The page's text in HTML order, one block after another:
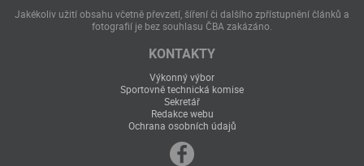
Jakékoliv užití obsahu včetně převzetí, šíření či dalšího zpřístupnění článků a
fotografií je bez souhlasu ČBA zakázáno.
KONTAKTY
Výkonný výbor
Sportovně technická komise
Sekretář
Redakce webu
Ochrana osobních údajů